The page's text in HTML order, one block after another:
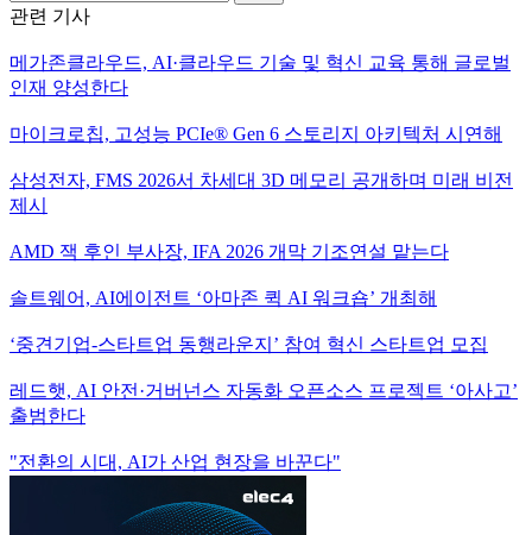
관련 기사
메가존클라우드, AI·클라우드 기술 및 혁신 교육 통해 글로벌
인재 양성한다
마이크로칩, 고성능 PCIe® Gen 6 스토리지 아키텍처 시연해
삼성전자, FMS 2026서 차세대 3D 메모리 공개하며 미래 비전
제시
AMD 잭 후인 부사장, IFA 2026 개막 기조연설 맡는다
솔트웨어, AI에이전트 ‘아마존 퀵 AI 워크숍’ 개최해
‘중견기업-스타트업 동행라운지’ 참여 혁신 스타트업 모집
레드햇, AI 안전·거버넌스 자동화 오픈소스 프로젝트 ‘아사고’
출범한다
"전환의 시대, AI가 산업 현장을 바꾼다"